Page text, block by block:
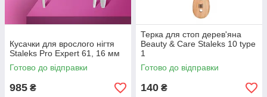
Кусачки для врослого нігтя
Staleks Pro Expert 61, 16 мм
Готово до відправки
985 ₴
Терка для стоп дерев'яна
Beauty & Care Staleks 10 type
1
Готово до відправки
140 ₴